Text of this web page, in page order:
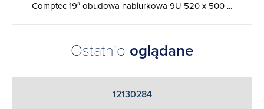
Comptec 19″ obudowa nabiurkowa 9U 520 x 500 ...
Ostatnio oglądane
12130284